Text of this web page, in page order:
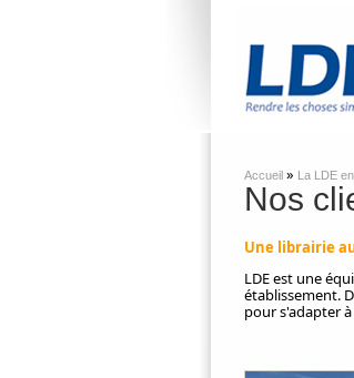
Accueil » La LDE
Nos
Une librairie
LDE est une
établissement.
pour s'adapter